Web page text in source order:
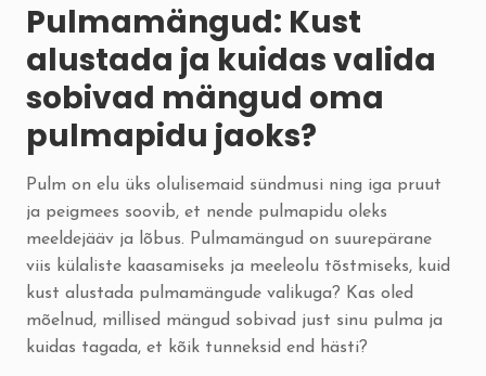
Pulmamängud: Kust
alustada ja kuidas valida
sobivad mängud oma
pulmapidu jaoks?
Pulm on elu üks olulisemaid sündmusi ning iga pruut
ja peigmees soovib, et nende pulmapidu oleks
meeldejääv ja lõbus. Pulmamängud on suurepärane
viis külaliste kaasamiseks ja meeleolu tõstmiseks, kuid
kust alustada pulmamängude valikuga? Kas oled
mõelnud, millised mängud sobivad just sinu pulma ja
kuidas tagada, et kõik tunneksid end hästi?